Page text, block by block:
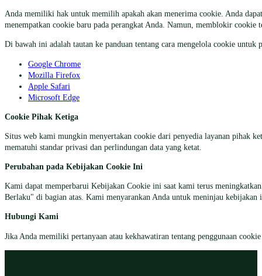
Anda memiliki hak untuk memilih apakah akan menerima cookie. Anda
menempatkan cookie baru pada perangkat Anda. Namun, memblokir
Di bawah ini adalah tautan ke panduan tentang cara mengelola cookie untuk
Google Chrome
Mozilla Firefox
Apple Safari
Microsoft Edge
Cookie Pihak Ketiga
Situs web kami mungkin menyertakan cookie dari penyedia layanan pihak
mematuhi standar privasi dan perlindungan data yang ketat.
Perubahan pada Kebijakan Cookie Ini
Kami dapat memperbarui Kebijakan Cookie ini saat kami terus
Berlaku" di bagian atas. Kami menyarankan Anda untuk meninjau
Hubungi Kami
Jika Anda memiliki pertanyaan atau kekhawatiran tentang penggunaan